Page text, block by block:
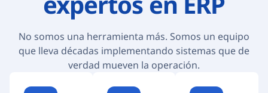
No somos una herramienta más. Somos un equipo
que lleva décadas implementando sistemas que de
verdad mueven la operación.